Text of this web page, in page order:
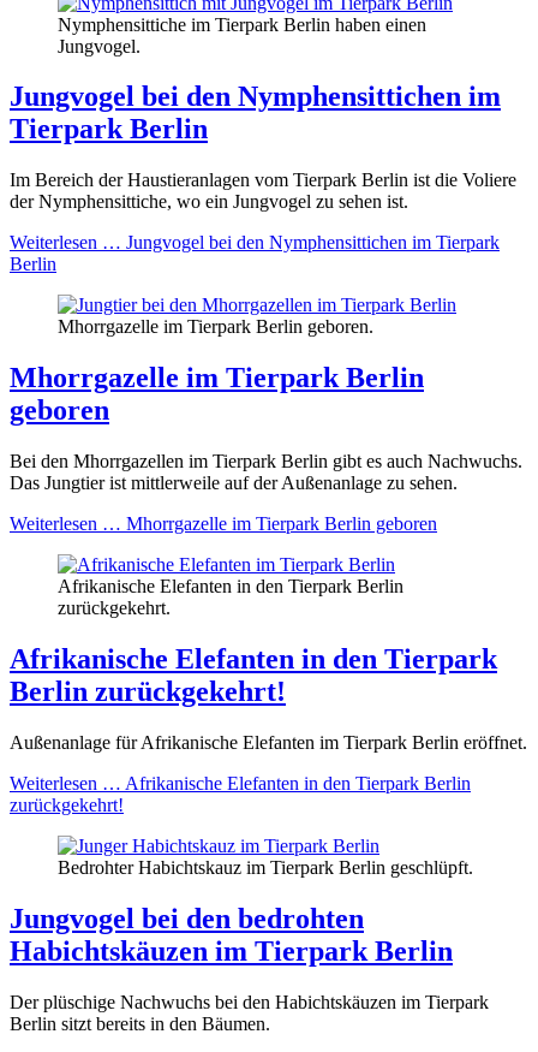
Nymphensittiche im Tierpark Berlin haben einen
Jungvogel.
Jungvogel bei den Nymphensittichen im
Tierpark Berlin
Im Bereich der Haustieranlagen vom Tierpark Berlin ist die Voliere
der Nymphensittiche, wo ein Jungvogel zu sehen ist.
Weiterlesen … Jungvogel bei den Nymphensittichen im Tierpark
Berlin
Mhorrgazelle im Tierpark Berlin geboren.
Mhorrgazelle im Tierpark Berlin
geboren
Bei den Mhorrgazellen im Tierpark Berlin gibt es auch Nachwuchs.
Das Jungtier ist mittlerweile auf der Außenanlage zu sehen.
Weiterlesen … Mhorrgazelle im Tierpark Berlin geboren
Afrikanische Elefanten in den Tierpark Berlin
zurückgekehrt.
Afrikanische Elefanten in den Tierpark
Berlin zurückgekehrt!
Außenanlage für Afrikanische Elefanten im Tierpark Berlin eröffnet.
Weiterlesen … Afrikanische Elefanten in den Tierpark Berlin
zurückgekehrt!
Bedrohter Habichtskauz im Tierpark Berlin geschlüpft.
Jungvogel bei den bedrohten
Habichtskäuzen im Tierpark Berlin
Der plüschige Nachwuchs bei den Habichtskäuzen im Tierpark
Berlin sitzt bereits in den Bäumen.